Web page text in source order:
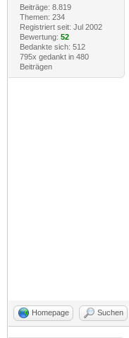
Beiträge: 8.819
Themen: 234
Registriert seit: Jul 2002
Bewertung: 52
Bedankte sich: 512
795x gedankt in 480
Beiträgen
Homepage Suchen